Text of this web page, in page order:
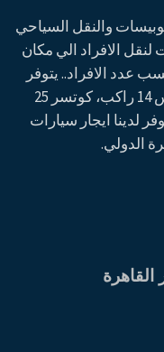
والنقل السياحي
الافراد الي مكان
عدد الافراد.. يتوفر
لدينا فان اتش وان 7 راكب، تويوتا هايس 14 راكب، كوتسر 25
راكب. كما يتوفر لدينا ايجار سيارات
الدولي.
القاهرة